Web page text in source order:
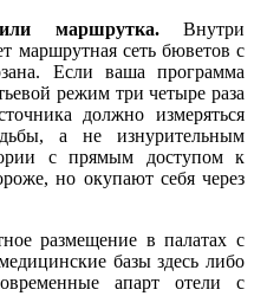
маршрутка.Внутри
маршрутная сеть бюветов с
Если ваша программа
режим три четыре раза
должно измеряться
а не изнурительным
с прямым доступом к
но окупают себя через
размещение в палатах с
базы здесь либо
апарт отели с